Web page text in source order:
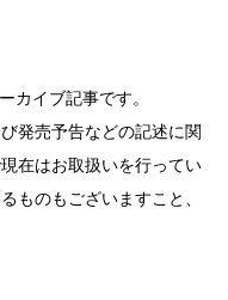
カイブ記事です。
発売予告などの記述に関
在はお取扱いを行ってい
ものもございますこと、